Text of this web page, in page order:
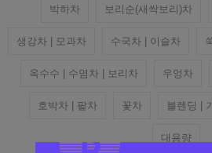
박하차 보리순(새싹보리)차
생강차 | 모과차 수국차 | 이슬차
옥수수 | 수염차 | 보리차 우엉차
호박차 | 팥차 꽃차 블렌딩 |
대용량